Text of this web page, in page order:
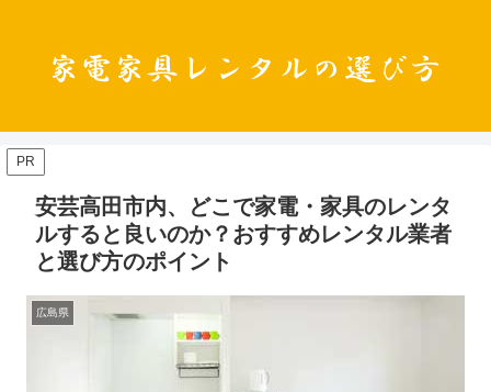
PR
安芸高田市内、どこで家電・家具のレンタ
ルすると良いのか？おすすめレンタル業者
と選び方のポイント
広島県